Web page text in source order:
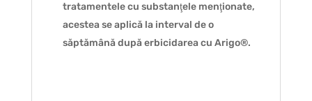
tratamentele cu substanţele menţionate,
acestea se aplică la interval de o
săptămână după erbicidarea cu Arigo®.